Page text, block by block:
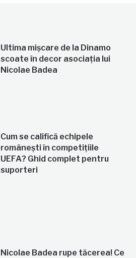
Ultima mișcare de la Dinamo
scoate în decor asociația lui
Nicolae Badea
Cum se califică echipele
românești în competițiile
UEFA? Ghid complet pentru
suporteri
Nicolae Badea rupe tăcerea! Ce